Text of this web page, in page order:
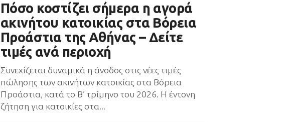
Πόσο κοστίζει σήμερα η αγορά
ακινήτου κατοικίας στα Βόρεια
Προάστια της Αθήνας – Δείτε
τιμές ανά περιοχή
Συνεχίζεται δυναμικά η άνοδος στις νέες τιμές
πώλησης των ακινήτων κατοικίας στα Βόρεια
Προάστια, κατά το Β’ τρίμηνο του 2026. Η έντονη
ζήτηση για κατοικίες στα...